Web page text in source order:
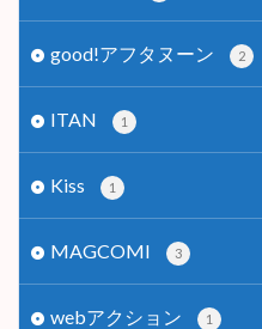
good!アフタヌーン 2
ITAN 1
Kiss 1
MAGCOMI 3
webアクション 1